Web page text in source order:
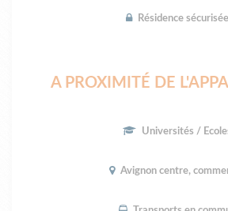
Résidence sécurisée
A PROXIMITÉ DE
Universités /
Avignon centre,